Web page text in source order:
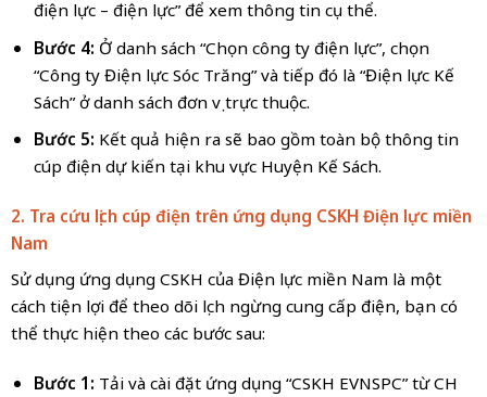
điện lực – điện lực” để xem thông tin cụ thể.
Bước 4: Ở danh sách “Chọn công ty điện lực”, chọn
“Công ty Điện lực Sóc Trăng” và tiếp đó là “Điện lực Kế
Sách” ở danh sách đơn vị trực thuộc.
Bước 5: Kết quả hiện ra sẽ bao gồm toàn bộ thông tin
cúp điện dự kiến tại khu vực Huyện Kế Sách.
2. Tra cứu lịch cúp điện trên ứng dụng CSKH Điện lực miền
Nam
Sử dụng ứng dụng CSKH của Điện lực miền Nam là một
cách tiện lợi để theo dõi lịch ngừng cung cấp điện, bạn có
thể thực hiện theo các bước sau:
Bước 1: Tải và cài đặt ứng dụng “CSKH EVNSPC” từ CH